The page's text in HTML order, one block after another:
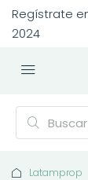
Regístrate
2024
Latamprop